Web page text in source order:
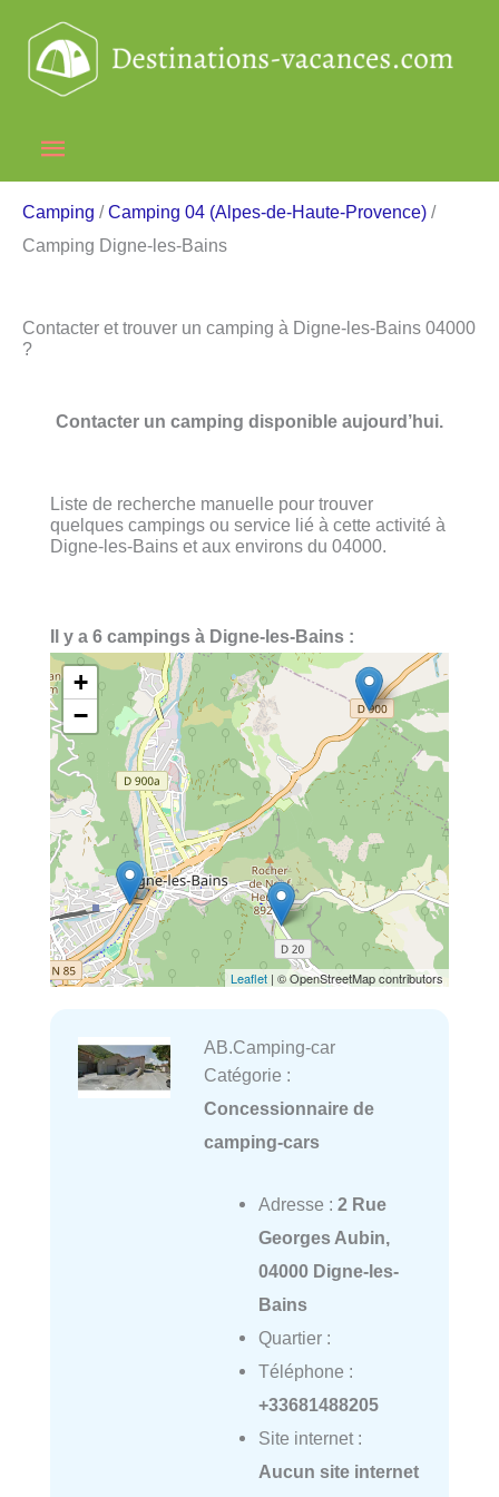
contenu
Menu
principal
Camping /Camping 04 (Alpes-de-Haute-Provence) /
Camping Digne-les-Bains
Contacter et trouver un camping à Digne-les-Bains 04000
?
Contacter un camping disponible aujourd’hui.
Liste de recherche manuelle pour trouver
quelques campings ou service lié à cette activité à
Digne-les-Bains et aux environs du 04000.
Il y a 6 campings à Digne-les-Bains :
+
−
Leaflet | © OpenStreetMap contributors
AB.Camping-car
Catégorie :
Concessionnaire de
camping-cars
Adresse : 2 Rue
Georges Aubin,
04000 Digne-les-
Bains
Quartier :
Téléphone :
+33681488205
Site internet :
Aucun site internet